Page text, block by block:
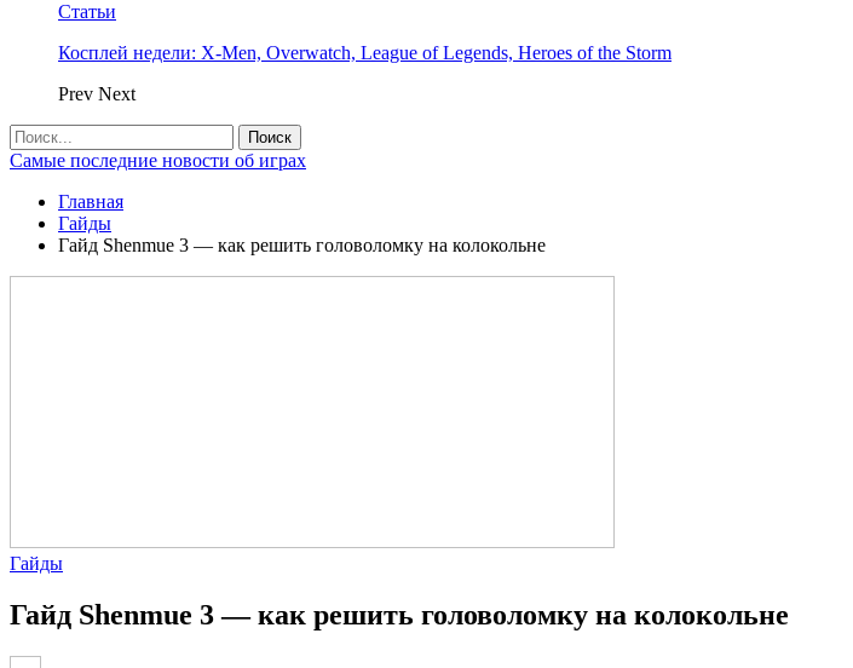
Статьи
Косплей недели: X-Men, Overwatch, League of Legends, Heroes of the Storm
Prev Next
Самые последние новости об играх
Главная
Гайды
Гайд Shenmue 3 — как решить головоломку на колокольне
Гайды
Гайд Shenmue 3 — как решить головоломку на колокольне